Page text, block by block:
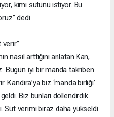
kimi sütünü istiyor. Bu
dedi.
verir”
nasıl arttığını anlatan Kan,
Bugün iyi bir manda takriben
biz ‘manda birliği’
Biz bunları döllendirdik.
Süt verimi biraz daha yükseldi.